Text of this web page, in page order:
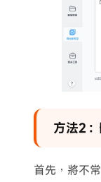
方法2
首先，將不